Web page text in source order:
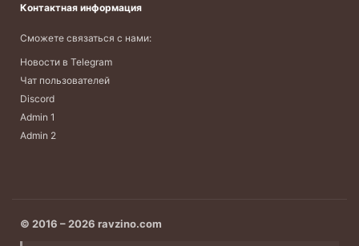
Контактная информация
Сможете связаться с нами:
Новости в Telegram
Чат пользователей
Discord
Admin 1
Admin 2
© 2016 – 2026 ravzino.com